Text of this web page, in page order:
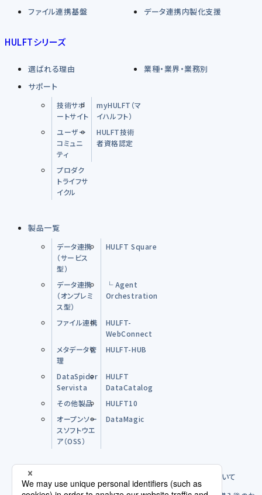
ファイル連携基盤
データ連携内製化支援
HULFTシリーズ
選ばれる理由
業種・業界・業務別
サポート
技術サポ
ートサイト
myHULFT（マ
イハルフト）
ユーザー
コミュニ
ティ
HULFT技術
者資格認定
プロダク
トライフサ
イクル
製品一覧
データ連携
（サービス
型）
HULFT Square
データ連携
（オンプレミ
ス型）
└ Agent
Orchestration
ファイル連携
HULFT-
WebConnect
メタデータ管
理
HULFT-HUB
DataSpider
Servista
HULFT
DataCatalog
その他製品
HULFT10
オープンソー
スソフトウエ
ア（OSS）
DataMagic
購入前のFAQ 製品のご購入方法について